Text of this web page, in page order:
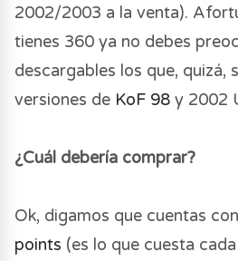
2002/2003 a la venta).
tienes 360 ya no debes
descargables los que, quizá,
versiones de KoF 98 y 2002
¿Cuál debería comprar?
Ok, digamos que cuentas
points (es lo que cuesta